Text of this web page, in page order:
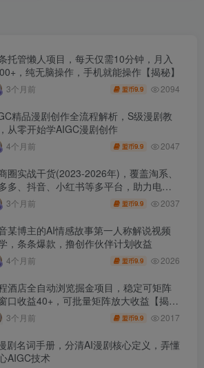
托管懒人项目，每天仅需10分钟，月入
，纯无脑操作，手机就能操作【揭秘】
3个月前 盟币9.9 2094
精品漫剧创作全流程解析，S级漫剧教
从零开始学AIGC漫剧创作
4个月前 盟币9.9 2047
圈实战干货(2023-2026年)，覆盖淘系、
多、抖音、小红书等多平台，助力电商
开坑、提效率、稳盈利(更新4月)
3个月前 盟币9.9 2037
某博主的AI情感故事第一人称解说视频
，条条爆款，撸创作伙伴计划收益
4个月前 盟币9.9 2026
酒店全自动浏览掘金项目，稳定可矩阵
口收益40+，可批量矩阵放大收益【揭
3个月前 盟币9.9 2017
剧名词手册，分清AI漫剧核心定义，弄懂
AIGC技术